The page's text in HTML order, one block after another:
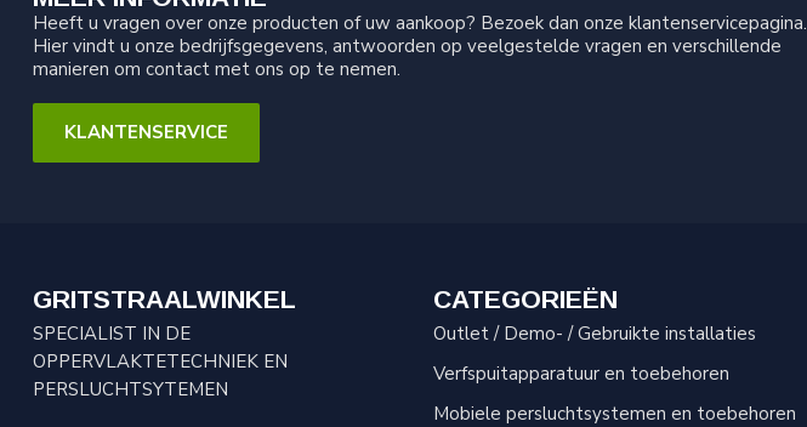
Heeft u vragen over onze producten of uw aankoop? Bezoek dan onze klantenservicepagina.
Hier vindt u onze bedrijfsgegevens, antwoorden op veelgestelde vragen en verschillende
manieren om contact met ons op te nemen.
KLANTENSERVICE
GRITSTRAALWINKEL
SPECIALIST IN DE
OPPERVLAKTETECHNIEK EN
PERSLUCHTSYTEMEN
CATEGORIEËN
Outlet / Demo- / Gebruikte installaties
Verfspuitapparatuur en toebehoren
Mobiele persluchtsystemen en toebehoren